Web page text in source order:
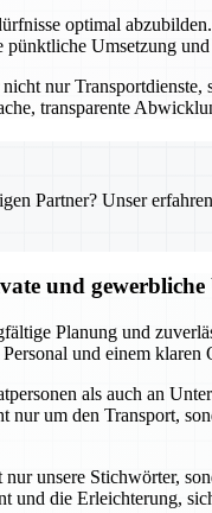
optimal
pünktliche Umsetzung
nur
transparente
Partner? Unser
und
Planung und
und einem
als auch an
nur um den Transport,
unsere Stichwörter,
und die Erleichterung,